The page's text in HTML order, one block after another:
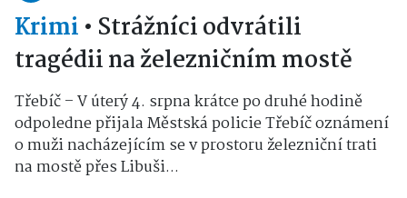
Krimi • Strážníci odvrátili
tragédii na železničním mostě
Třebíč – V úterý 4. srpna krátce po druhé hodině
odpoledne přijala Městská policie Třebíč oznámení
o muži nacházejícím se v prostoru železniční trati
na mostě přes Libuši...